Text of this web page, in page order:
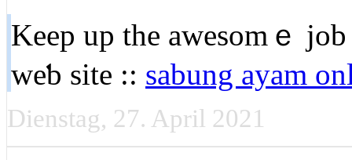
Keep up tһe awesomｅ
wеƅ site :: sabung ayam
Dienstag, 27. April 2021